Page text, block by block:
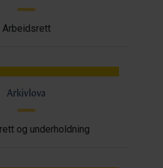
Arbeidsrett
Arkivlova
og underholdning